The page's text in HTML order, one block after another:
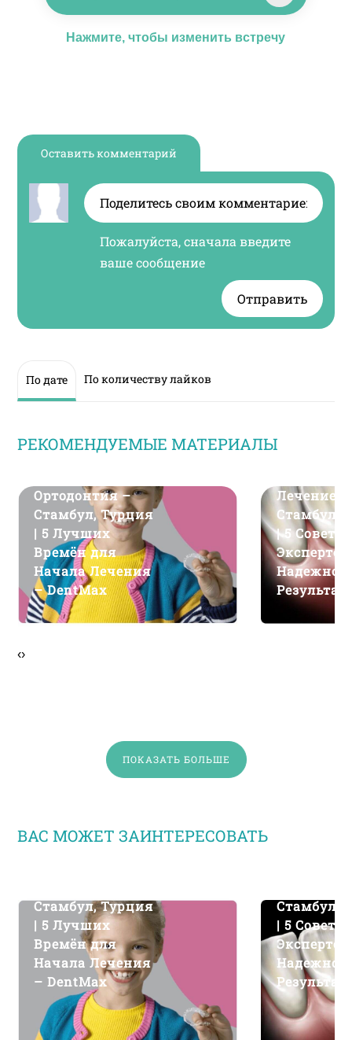
Продолжить
через Google
Продолжить
через Facebook
Продолжить с
Нажмите, чтобы изменить встречу
Оставить комментарий
Пожалуйста, сначала введите
ваше сообщение
Отправить
По дате По количеству лайков
РЕКОМЕНДУЕМЫЕ МАТЕРИАЛЫ
Ортодонтия –
Стамбул, Турция
| 5 Лучших
Времён для
Начала Лечения
– DentMax
Лечение
Стамбул,
| 5
DentMax
‹›
ПОКАЗАТЬ БОЛЬШЕ
ВАС МОЖЕТ ЗАИНТЕРЕСОВАТЬ
Стамбул, Турция
| 5 Лучших
Времён для
Начала Лечения
– DentMax
Стамбул,
| 5
DentMax